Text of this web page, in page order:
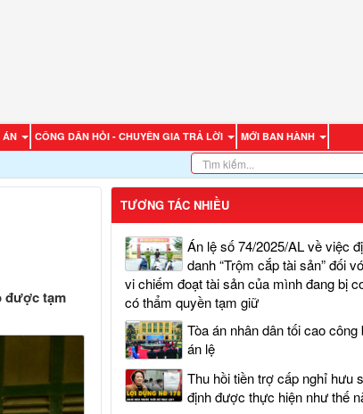
ÁN CÔNG DÂN HỎI - CHUYÊN GIA TRẢ LỜI MỚI BAN HÀNH
được tạm
TƯƠNG TÁC NHIỀU
Án lệ số 74/2025/AL về việc
danh “Trộm cắp tài sản” đối
vi chiếm đoạt tài sản của mình đang bị
có thẩm quyền tạm giữ
Tòa án nhân dân tối cao công
án lệ
Thu hồi tiền trợ cấp nghỉ hưu
định được thực hiện như thế